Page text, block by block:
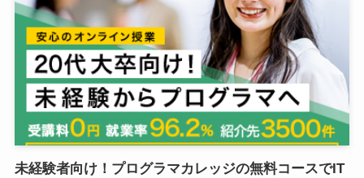
未経験者向け！プログラマカレッジの無料コースでIT